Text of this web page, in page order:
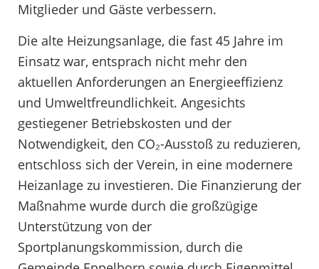
Mitglieder und Gäste verbessern.
Die alte Heizungsanlage, die fast 45 Jahre im
Einsatz war, entsprach nicht mehr den
aktuellen Anforderungen an Energieeffizienz
und Umweltfreundlichkeit. Angesichts
gestiegener Betriebskosten und der
Notwendigkeit, den CO₂-Ausstoß zu reduzieren,
entschloss sich der Verein, in eine modernere
Heizanlage zu investieren. Die Finanzierung der
Maßnahme wurde durch die großzügige
Unterstützung von der
Sportplanungskommission, durch die